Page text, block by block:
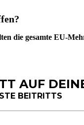
die gesamte EU-
AUF
BEITRITTS